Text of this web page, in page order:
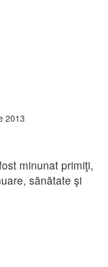
2013
minunat primiţi,
sănătate şi